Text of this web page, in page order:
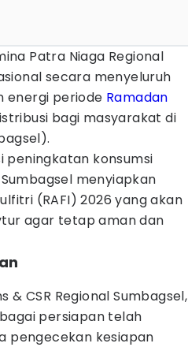
Patra Niaga Regional
secara menyeluruh
energi periode Ramadan
bagi masyarakat di
peningkatan konsumsi
menyiapkan
(RAFI) 2026 yang akan
agar tetap aman dan
CSR Regional Sumbagsel,
persiapan telah
pengecekan kesiapan